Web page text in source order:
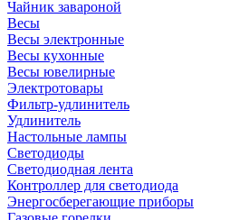
Чайник завароной
Весы
Весы электронные
Весы кухонные
Весы ювелирные
Электротовары
Фильтр-удлинитель
Удлинитель
Настольные лампы
Светодиоды
Светодиодная лента
Контроллер для светодиода
Энергосберегающие приборы